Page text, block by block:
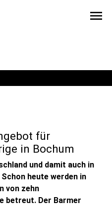
menu
für
in Bochum
und damit auch in
heute werden in
von zehn
betreut. Der Barmer